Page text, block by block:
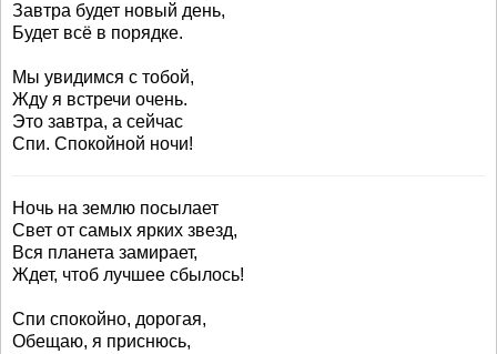
Завтра будет новый день,
Будет всё в порядке.
Мы увидимся с тобой,
Жду я встречи очень.
Это завтра, а сейчас
Спи. Спокойной ночи!
Ночь на землю посылает
Свет от самых ярких звезд,
Вся планета замирает,
Ждет, чтоб лучшее сбылось!
Спи спокойно, дорогая,
Обещаю, я приснюсь,